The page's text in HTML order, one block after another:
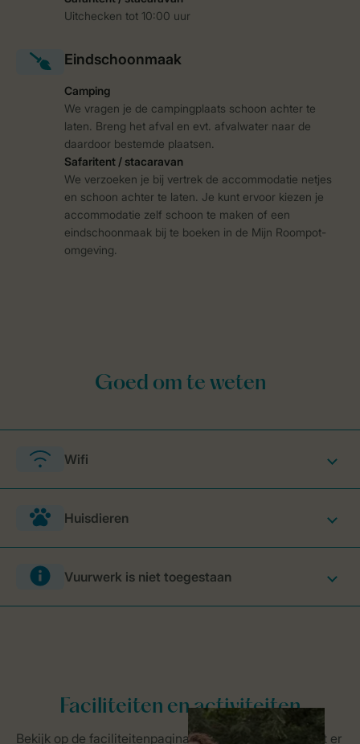
Uitchecken tot 10:00 uur
Camping
We vragen je de campingplaats schoon achter te
laten. Breng het afval en evt. afvalwater naar de
daardoor bestemde plaatsen.
Safaritent / stacaravan
We verzoeken je bij vertrek de accommodatie netjes
en schoon achter te laten. Je kunt ervoor kiezen je
accommodatie zelf schoon te maken of een
eindschoonmaak bij te boeken in de Mijn Roompot-
omgeving.
Wifi
Huisdieren
Vuurwerk is niet toegestaan